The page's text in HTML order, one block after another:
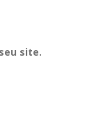
site.